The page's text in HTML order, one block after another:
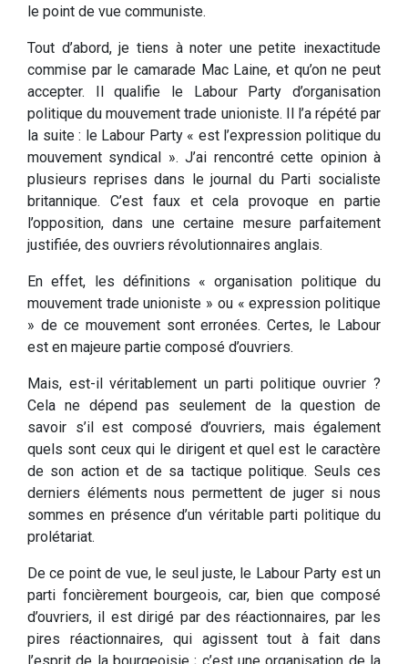
le point de vue communiste.
Tout d’abord, je tiens à noter une petite inexactitude
commise par le camarade Mac Laine, et qu’on ne peut
accepter. Il qualifie le Labour Party d’organisation
politique du mouvement trade unioniste. Il l’a répété par
la suite : le Labour Party « est l’expression politique du
mouvement syndical ». J’ai rencontré cette opinion à
plusieurs reprises dans le journal du Parti socialiste
britannique. C’est faux et cela provoque en partie
l’opposition, dans une certaine mesure parfaitement
justifiée, des ouvriers révolutionnaires anglais.
En effet, les définitions « organisation politique du
mouvement trade unioniste » ou « expression politique
» de ce mouvement sont erronées. Certes, le Labour
est en majeure partie composé d’ouvriers.
Mais, est-il véritablement un parti politique ouvrier ?
Cela ne dépend pas seulement de la question de
savoir s’il est composé d’ouvriers, mais également
quels sont ceux qui le dirigent et quel est le caractère
de son action et de sa tactique politique. Seuls ces
derniers éléments nous permettent de juger si nous
sommes en présence d’un véritable parti politique du
prolétariat.
De ce point de vue, le seul juste, le Labour Party est un
parti foncièrement bourgeois, car, bien que composé
d’ouvriers, il est dirigé par des réactionnaires, par les
pires réactionnaires, qui agissent tout à fait dans